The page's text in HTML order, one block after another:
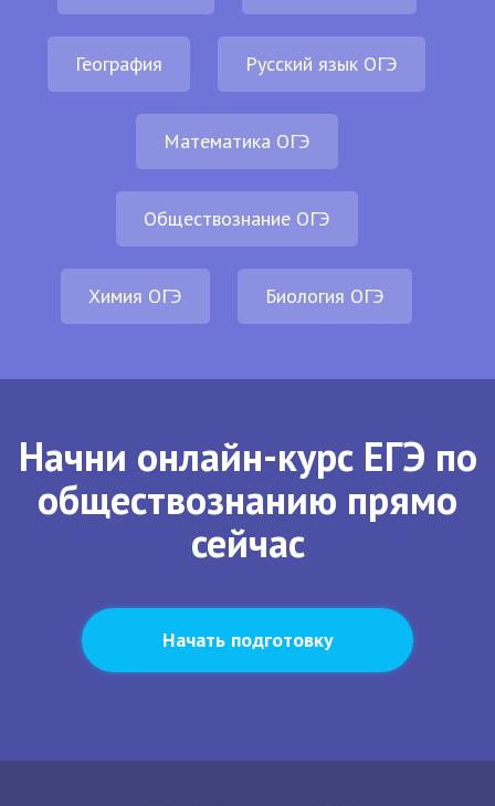
География Русский язык ОГЭ
Математика ОГЭ
Обществознание ОГЭ
Химия ОГЭ Биология ОГЭ
Начни онлайн-курс ЕГЭ по
обществознанию прямо
сейчас
Начать подготовку